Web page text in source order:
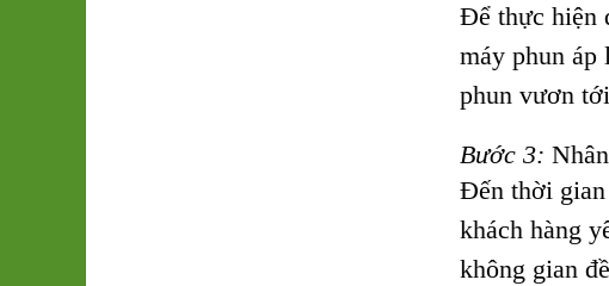
Để thực hiện
máy phun áp
phun vươn
Bước 3:
Đến thời gian
khách hàng
không gian